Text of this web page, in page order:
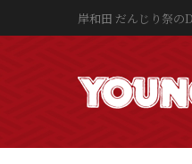
岸和田 だんじり祭の